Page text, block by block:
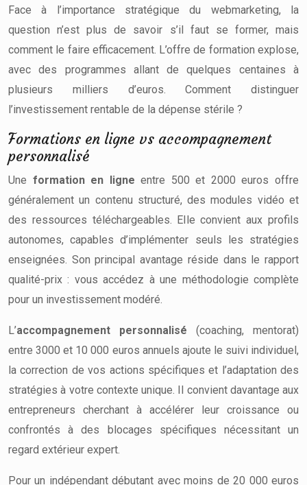
Face à l’importance stratégique du webmarketing, la
question n’est plus de savoir s’il faut se former, mais
comment le faire efficacement. L’offre de formation explose,
avec des programmes allant de quelques centaines à
plusieurs milliers d’euros. Comment distinguer
l’investissement rentable de la dépense stérile ?
Formations en ligne vs accompagnement
personnalisé
Une formation en ligne entre 500 et 2000 euros offre
généralement un contenu structuré, des modules vidéo et
des ressources téléchargeables. Elle convient aux profils
autonomes, capables d’implémenter seuls les stratégies
enseignées. Son principal avantage réside dans le rapport
qualité-prix : vous accédez à une méthodologie complète
pour un investissement modéré.
L’accompagnement personnalisé (coaching, mentorat)
entre 3000 et 10 000 euros annuels ajoute le suivi individuel,
la correction de vos actions spécifiques et l’adaptation des
stratégies à votre contexte unique. Il convient davantage aux
entrepreneurs cherchant à accélérer leur croissance ou
confrontés à des blocages spécifiques nécessitant un
regard extérieur expert.
Pour un indépendant débutant avec moins de 20 000 euros